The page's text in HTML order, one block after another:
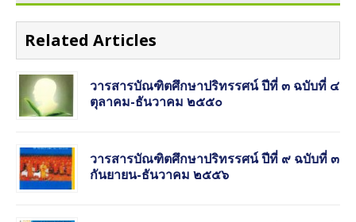
Related Articles
วารสารบัณฑิตศึกษาปริทรรศน์ ปีที่ ๓ ฉบับที่ ๔
ตุลาคม-ธันวาคม ๒๕๕๐
วารสารบัณฑิตศึกษาปริทรรศน์ ปีที่ ๙ ฉบับที่ ๓
กันยายน-ธันวาคม ๒๕๕๖